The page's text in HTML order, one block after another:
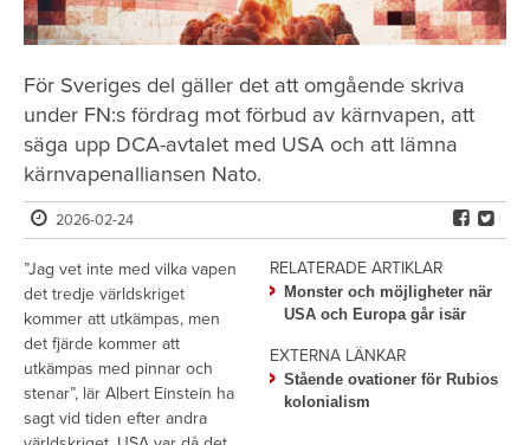
För Sveriges del gäller det att omgående skriva
under FN:s fördrag mot förbud av kärnvapen, att
säga upp DCA-avtalet med USA och att lämna
kärnvapenalliansen Nato.
2026-02-24
RELATERADE ARTIKLAR
Monster och möjligheter när
USA och Europa går isär
EXTERNA LÄNKAR
Stående ovationer för Rubios
kolonialism
”Jag vet inte med vilka vapen
det tredje världskriget
kommer att utkämpas, men
det fjärde kommer att
utkämpas med pinnar och
stenar”, lär Albert Einstein ha
sagt vid tiden efter andra